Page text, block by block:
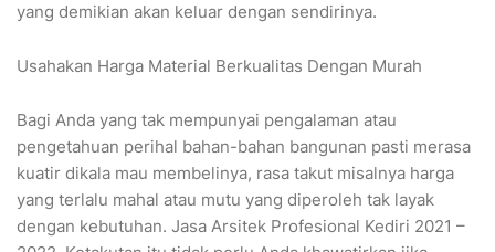
yang demikian akan keluar dengan sendirinya.
Usahakan Harga Material Berkualitas Dengan Murah
Bagi Anda yang tak mempunyai pengalaman atau
pengetahuan perihal bahan-bahan bangunan pasti merasa
kuatir dikala mau membelinya, rasa takut misalnya harga
yang terlalu mahal atau mutu yang diperoleh tak layak
dengan kebutuhan. Jasa Arsitek Profesional Kediri 2021 –